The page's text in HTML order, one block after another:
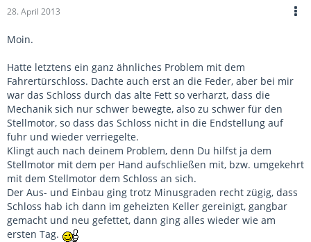
28. April 2013
Moin.
Hatte letztens ein ganz ähnliches Problem mit dem
Fahrertürschloss. Dachte auch erst an die Feder, aber bei mir
war das Schloss durch das alte Fett so verharzt, dass die
Mechanik sich nur schwer bewegte, also zu schwer für den
Stellmotor, so dass das Schloss nicht in die Endstellung auf
fuhr und wieder verriegelte.
Klingt auch nach deinem Problem, denn Du hilfst ja dem
Stellmotor mit dem per Hand aufschließen mit, bzw. umgekehrt
mit dem Stellmotor dem Schloss an sich.
Der Aus- und Einbau ging trotz Minusgraden recht zügig, dass
Schloss hab ich dann im geheizten Keller gereinigt, gangbar
gemacht und neu gefettet, dann ging alles wieder wie am
ersten Tag.